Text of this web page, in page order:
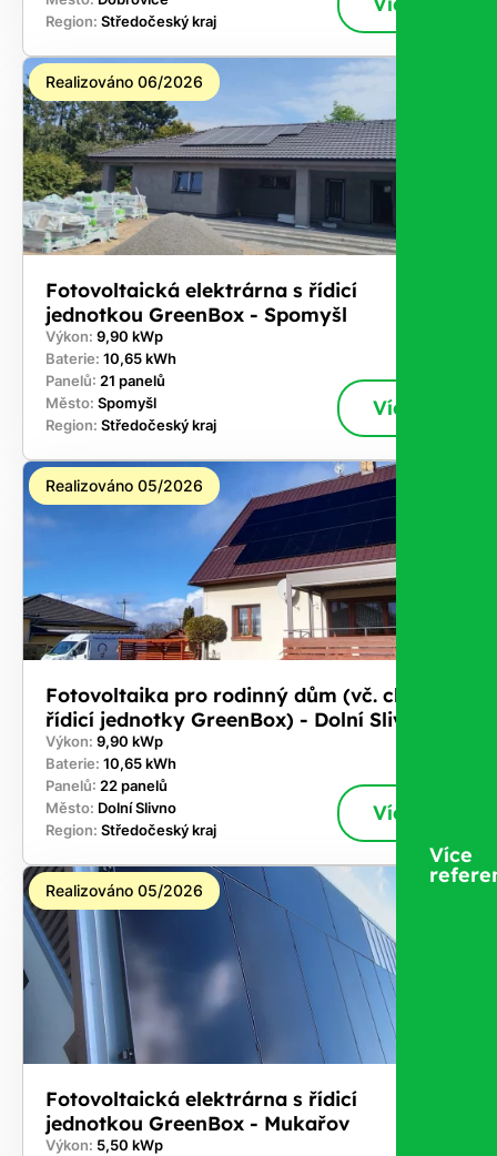
Region: Středočeský kraj
Realizováno 06/2026
Fotovoltaická elektrárna s řídicí
jednotkou GreenBox - Spomyšl
Výkon: 9,90 kWp
Baterie: 10,65 kWh
Panelů: 21 panelů
Město: Spomyšl
Region: Středočeský kraj
Více
Realizováno 05/2026
Fotovoltaika pro rodinný dům (vč. chytré
řídicí jednotky GreenBox) - Dolní Slivno
Výkon: 9,90 kWp
Baterie: 10,65 kWh
Panelů: 22 panelů
Město: Dolní Slivno
Region: Středočeský kraj
Více
Realizováno 05/2026
Fotovoltaická elektrárna s řídicí
jednotkou GreenBox - Mukařov
Výkon: 5,50 kWp
Více